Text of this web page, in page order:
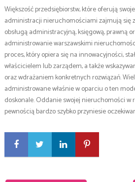
Większość przedsiębiorstw, które oferują
administracji nieruchomościami zajmują się
obsługą administracyjną, księgową, prawną
administrowanie warszawskimi
proces, który opiera się na innowacyjności,
właścicielem lub zarządem, a także
oraz wdrażaniem konkretnych rozwiązań.
administrowane właśnie w oparciu o ten
doskonale. Oddanie swojej nieruchomości w
pewnością bardzo szybko przyniesie